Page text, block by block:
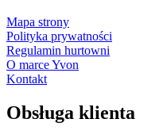
Mapa strony
Polityka prywatności
Regulamin hurtowni
O marce Yvon
Kontakt
Obsługa klienta